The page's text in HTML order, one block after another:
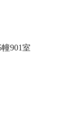
901室